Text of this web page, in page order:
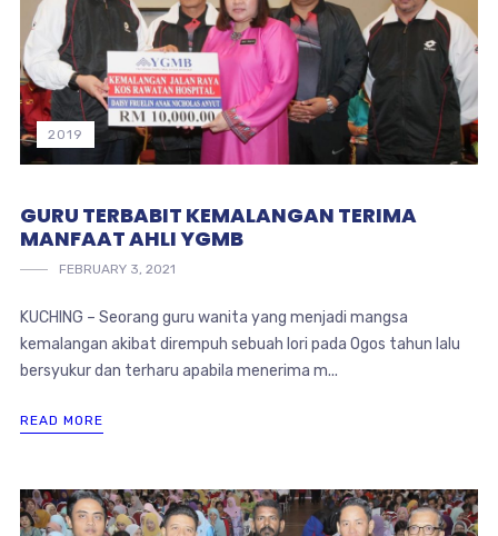
2019
GURU TERBABIT KEMALANGAN TERIMA
MANFAAT AHLI YGMB
FEBRUARY 3, 2021
KUCHING – Seorang guru wanita yang menjadi mangsa
kemalangan akibat dirempuh sebuah lori pada Ogos tahun lalu
bersyukur dan terharu apabila menerima m...
READ MORE